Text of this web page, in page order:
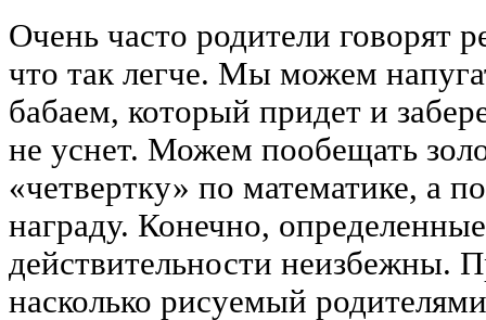
Очень часто родители говорят
что так легче. Мы можем
бабаем, который придет и
не уснет. Можем пообещать
«четвертку» по математике, а
награду. Конечно,
действительности неизбежны.
насколько рисуемый